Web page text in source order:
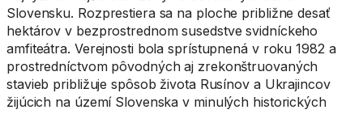
Slovensku. Rozprestiera sa na ploche približne desať
hektárov v bezprostrednom susedstve svidníckeho
amfiteátra. Verejnosti bola sprístupnená v roku 1982 a
prostredníctvom pôvodných aj zrekonštruovaných
stavieb približuje spôsob života Rusínov a Ukrajincov
žijúcich na území Slovenska v minulých historických